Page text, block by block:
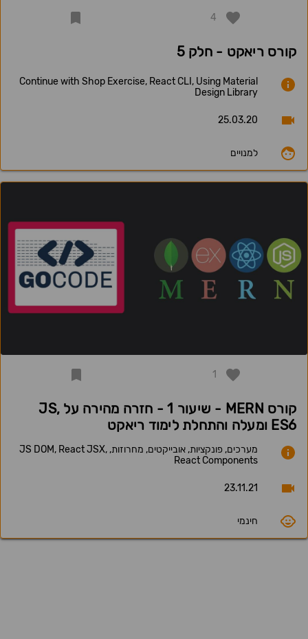
4
קורס ריאקט - חלק 5
Continue with Shop Exercise, React CLI, Using Material
Design Library
25.03.20
למנויים
1
קורס MERN - שיעור 1 - חזרה מהירה על JS,
ES6 ומעלה והתחלת לימוד ריאקט
מערכים, פונקציות, אובייקטים, מחרוזות, JS DOM, React JSX,
React Components
23.11.21
חינמי